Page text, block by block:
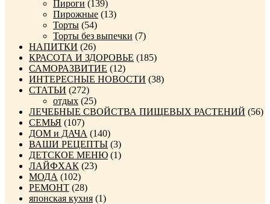
Пироги (139)
Пирожные (13)
Торты (54)
Торты без выпечки (7)
НАПИТКИ (26)
КРАСОТА И ЗДОРОВЬЕ (185)
САМОРАЗВИТИЕ (12)
ИНТЕРЕСНЫЕ НОВОСТИ (38)
СТАТЬИ (272)
отдых (25)
ЛЕЧЕБНЫЕ СВОЙСТВА ПИЩЕВЫХ РАСТЕНИЙ (56)
СЕМЬЯ (107)
ДОМ и ДАЧА (140)
ВАШИ РЕЦЕПТЫ (3)
ДЕТСКОЕ МЕНЮ (1)
ЛАЙФХАК (23)
МОДА (102)
РЕМОНТ (28)
японская кухня (1)